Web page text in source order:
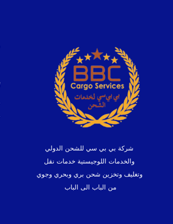
شركة بي بي سي للشحن الدولي
والخدمات اللوجيستية خدمات نقل
وتغليف وتخزين شحن بري وبحري وجوي
من الباب الى الباب